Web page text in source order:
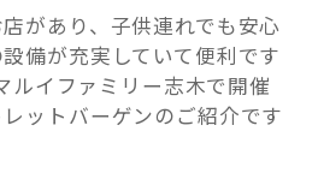
があり、子供連れでも安心
備が充実していて便利です
ルイファミリー志木で開催
ットバーゲンのご紹介です